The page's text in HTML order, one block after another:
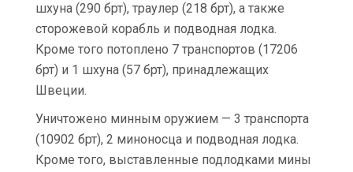
шхуна (290 брт), траулер (218 брт), а также
сторожевой корабль и подводная лодка.
Кроме того потоплено 7 транспортов (17206
брт) и 1 шхуна (57 брт), принадлежащих
Швеции.
Уничтожено минным оружием — 3 транспорта
(10902 брт), 2 миноносца и подводная лодка.
Кроме того, выставленные подлодками мины